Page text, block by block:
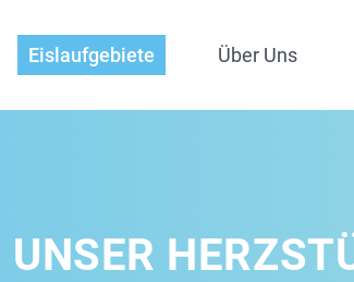
Eislaufgebiete Über Uns
UNSER